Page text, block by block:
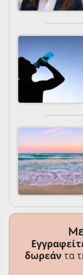
δωρεάν τα